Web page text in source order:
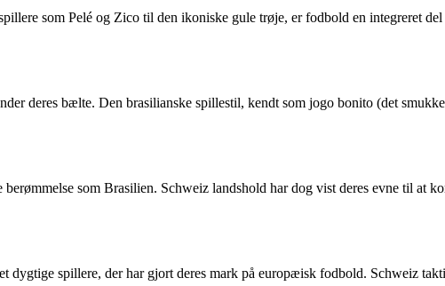
som Pelé og Zico til den ikoniske gule trøje, er fodbold en integreret
deres bælte. Den brasilianske spillestil, kendt som jogo bonito (det
som Brasilien. Schweiz landshold har dog vist deres evne til at
dygtige spillere, der har gjort deres mark på europæisk fodbold. Schweiz